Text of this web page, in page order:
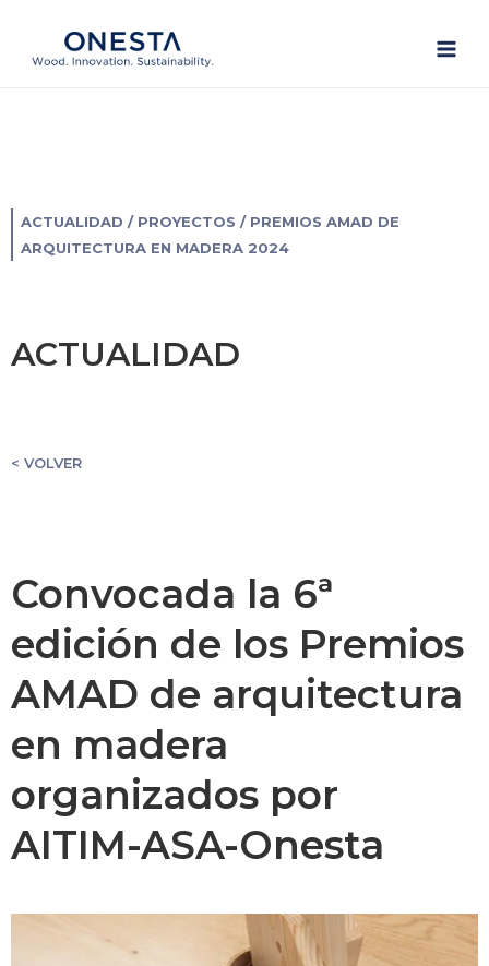
contenido
ACTUALIDAD / PROYECTOS / PREMIOS AMAD DE
ARQUITECTURA EN MADERA 2024
ACTUALIDAD
< VOLVER
Convocada la 6ª
edición de los Premios
AMAD de arquitectura
en madera
organizados por
AITIM-ASA-Onesta